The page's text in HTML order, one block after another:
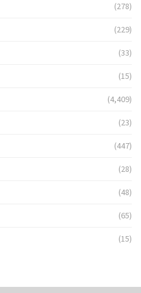
(278)
(229)
(33)
(15)
(4,409)
(23)
(447)
(28)
(48)
(65)
(15)